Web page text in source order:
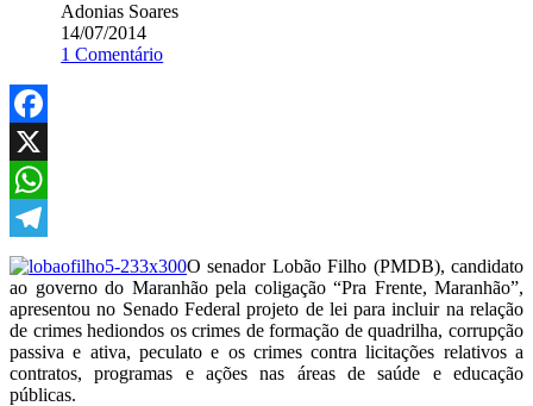
Adonias Soares
14/07/2014
1 Comentário
Facebook
X
WhatsApp
Telegram
O senador Lobão Filho (PMDB), candidato
ao governo do Maranhão pela coligação “Pra Frente, Maranhão”,
apresentou no Senado Federal projeto de lei para incluir na relação
de crimes hediondos os crimes de formação de quadrilha, corrupção
passiva e ativa, peculato e os crimes contra licitações relativos a
contratos, programas e ações nas áreas de saúde e educação
públicas.